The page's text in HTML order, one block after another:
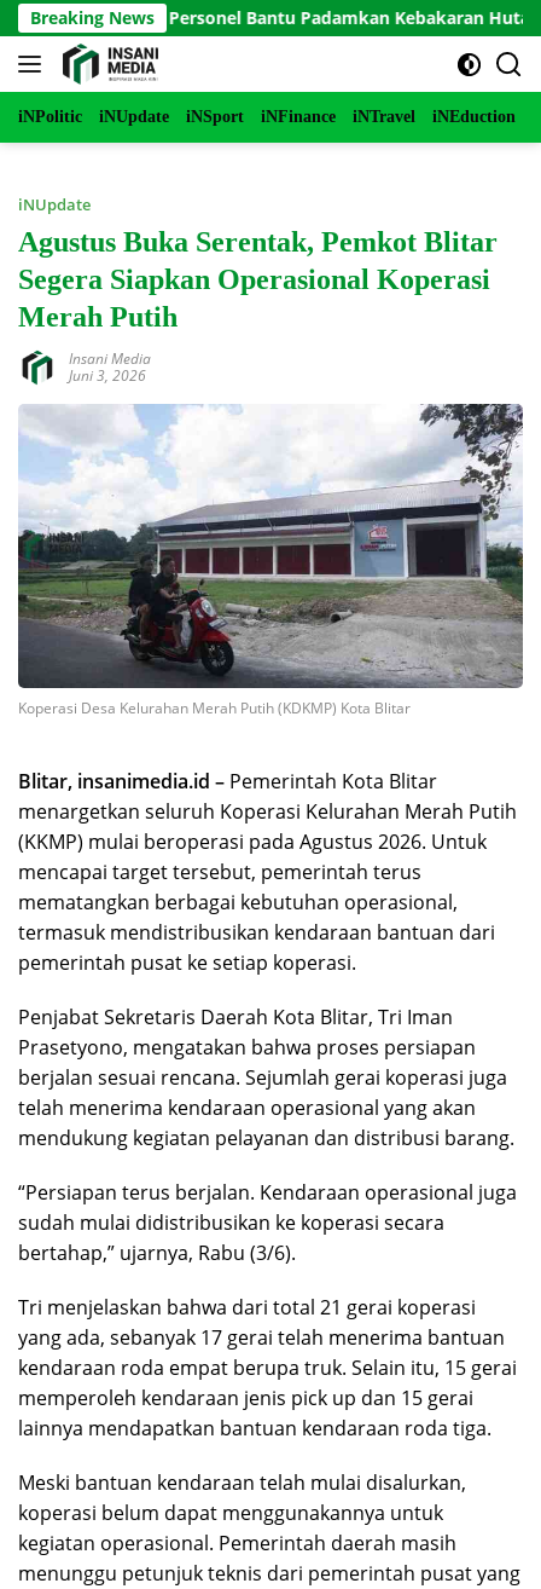
Langsung
ke
konten
Breaking News
Personel Bantu Padamkan Kebakaran Hutan di
iNPolitic iNUpdate iNSport iNFinance iNTravel iNEduction
iNUpdate
Agustus Buka Serentak, Pemkot Blitar
Segera Siapkan Operasional Koperasi
Merah Putih
Insani Media
Juni 3, 2026
Koperasi Desa Kelurahan Merah Putih (KDKMP) Kota Blitar
Blitar, insanimedia.id – Pemerintah Kota Blitar
menargetkan seluruh Koperasi Kelurahan Merah Putih
(KKMP) mulai beroperasi pada Agustus 2026. Untuk
mencapai target tersebut, pemerintah terus
mematangkan berbagai kebutuhan operasional,
termasuk mendistribusikan kendaraan bantuan dari
pemerintah pusat ke setiap koperasi.
Penjabat Sekretaris Daerah Kota Blitar, Tri Iman
Prasetyono, mengatakan bahwa proses persiapan
berjalan sesuai rencana. Sejumlah gerai koperasi juga
telah menerima kendaraan operasional yang akan
mendukung kegiatan pelayanan dan distribusi barang.
“Persiapan terus berjalan. Kendaraan operasional juga
sudah mulai didistribusikan ke koperasi secara
bertahap,” ujarnya, Rabu (3/6).
Tri menjelaskan bahwa dari total 21 gerai koperasi
yang ada, sebanyak 17 gerai telah menerima bantuan
kendaraan roda empat berupa truk. Selain itu, 15 gerai
memperoleh kendaraan jenis pick up dan 15 gerai
lainnya mendapatkan bantuan kendaraan roda tiga.
Meski bantuan kendaraan telah mulai disalurkan,
koperasi belum dapat menggunakannya untuk
kegiatan operasional. Pemerintah daerah masih
menunggu petunjuk teknis dari pemerintah pusat yang